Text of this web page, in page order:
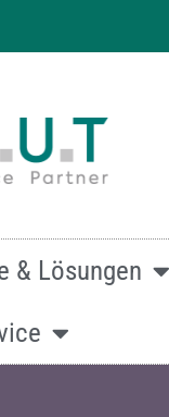
& Lösungen